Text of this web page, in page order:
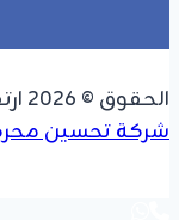
الحقوق © 2026 ارتفاع الافق للمقاولات العامة
شركة تحسين